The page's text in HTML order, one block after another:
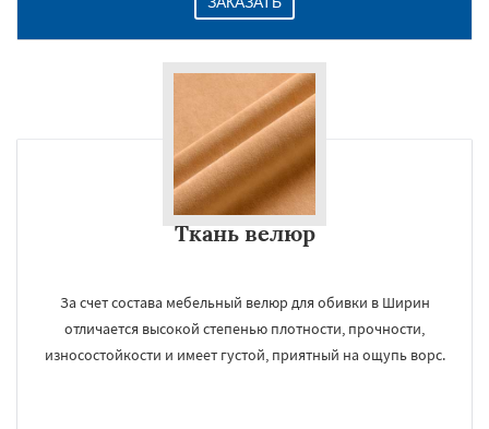
Ткань велюр
За счет состава мебельный велюр для обивки в Ширин
отличается высокой степенью плотности, прочности,
износостойкости и имеет густой, приятный на ощупь ворс.